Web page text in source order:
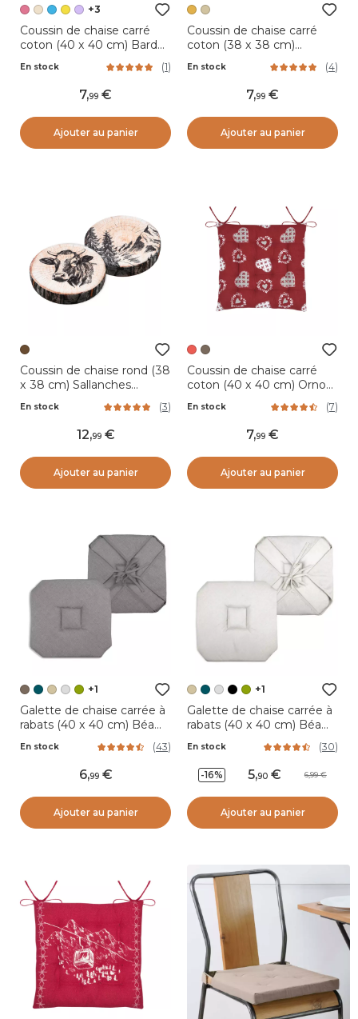
+3
Coussin de chaise carré
coton (40 x 40 cm) Bardot
En stock (1)
7,99
Ajouter au panier
Coussin de chaise carré
coton (38 x 38 cm)
En stock (4)
7,99
Ajouter au panier
Coussin de chaise rond (38
x 38 cm) Sallanches
En stock (3)
12,99
Ajouter au panier
Coussin de chaise carré
coton (40 x 40 cm) Ornon
En stock (7)
7,99
Ajouter au panier
+1
Galette de chaise carrée à
rabats (40 x 40 cm) Béa
En stock (43)
6,99
Ajouter au panier
+1
Galette de chaise carrée à
rabats (40 x 40 cm) Béa
En stock (30)
-16% 5,90 6,99
Ajouter au panier